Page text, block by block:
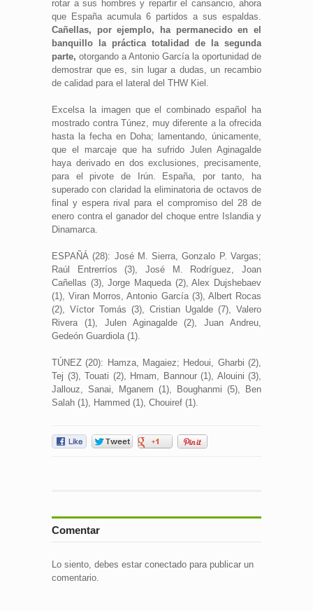
rotar a sus hombres y repartir el cansancio, ahora
que España acumula 6 partidos a sus espaldas.
Cañellas, por ejemplo, ha permanecido en el
banquillo la práctica totalidad de la segunda
parte, otorgando a Antonio García la oportunidad de
demostrar que es, sin lugar a dudas, un recambio
de calidad para el lateral del THW Kiel.
Excelsa la imagen que el combinado español ha
mostrado contra Túnez, muy diferente a la ofrecida
hasta la fecha en Doha; lamentando, únicamente,
que el marcaje que ha sufrido Julen Aginagalde
haya derivado en dos exclusiones, precisamente,
para el pivote de Irún. España, por tanto, ha
superado con claridad la eliminatoria de octavos de
final y espera rival para el compromiso del 28 de
enero contra el ganador del choque entre Islandia y
Dinamarca.
ESPAÑÁ (28): José M. Sierra, Gonzalo P. Vargas;
Raúl Entrerríos (3), José M. Rodríguez, Joan
Cañellas (3), Jorge Maqueda (2), Alex Dujshebaev
(1), Viran Morros, Antonio García (3), Albert Rocas
(2), Víctor Tomás (3), Cristian Ugalde (7), Valero
Rivera (1), Julen Aginagalde (2), Juan Andreu,
Gedeón Guardiola (1).
TÚNEZ (20): Hamza, Magaiez; Hedoui, Gharbi (2),
Tej (3), Touati (2), Hmam, Bannour (1), Alouini (3),
Jallouz, Sanai, Mganem (1), Boughanmi (5), Ben
Salah (1), Hammed (1), Chouiref (1).
Comentar
Lo siento, debes estar conectado para publicar un
comentario.